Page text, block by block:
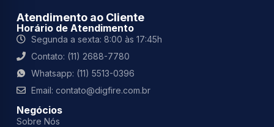
Atendimento ao Cliente
Horário de Atendimento
Segunda a sexta: 8:00 às 17:45h
Contato: (11) 2688-7780
Whatsapp: (11) 5513-0396
Email: contato@digfire.com.br
Negócios
Sobre Nós